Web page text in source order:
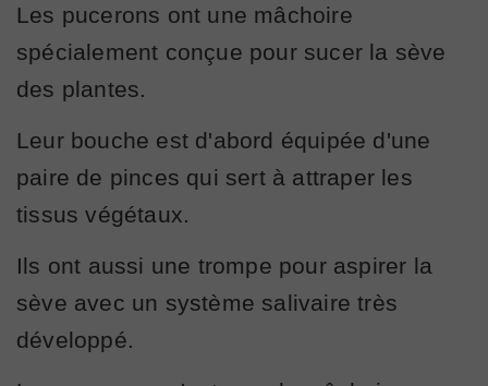
Les pucerons ont une mâchoire
spécialement conçue pour sucer la sève
des plantes.
Leur bouche est d'abord équipée d'une
paire de pinces qui sert à attraper les
tissus végétaux.
Ils ont aussi une trompe pour aspirer la
sève avec un système salivaire très
développé.